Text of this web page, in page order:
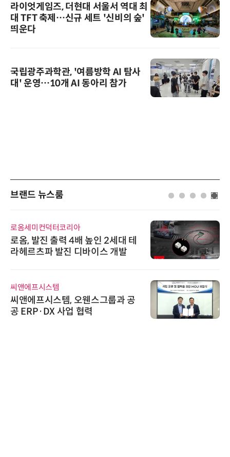
라이엇게임즈, 더현대 서울서 역대 최
대 TFT 축제…신규 세트 '신비의 숲'
띄운다
국립광주과학관, '여름방학 AI 탐사
대' 운영…10개 AI 동아리 참가
브랜드 뉴스룸
로옴세미컨덕터코리아
로옴, 발진 출력 4배 높인 2세대 테
라헤르츠파 발진 디바이스 개발
씨앤에프시스템
씨앤에프시스템, 오웬스그룹과 공
공 ERP·DX 사업 협력